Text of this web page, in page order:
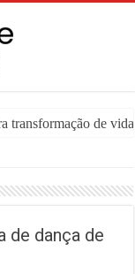
transformação de
de dança de